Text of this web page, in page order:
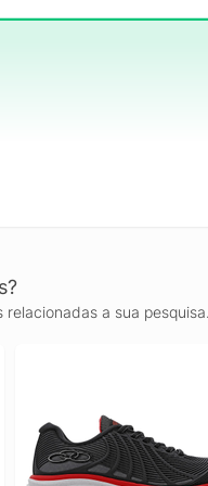
a sua